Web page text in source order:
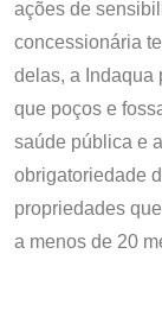
ações de
concessionária
delas, a Indaqua
que poços e
saúde pública e
obrigatoriedade
propriedades
a menos de 20